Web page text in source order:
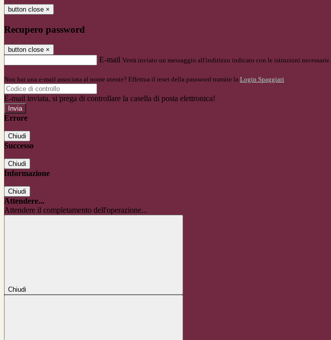
button close ×
Recupero password
button close ×
E-mail Verrà inviato un messaggio all'indirizzo indicato con le istruzioni necessarie.
Non hai una e-mail associata al nome utente? Effettua il reset della password tramite la Login Spaggiari
E-mail inviata, si prega di controllare la casella di posta elettronica!
Errore
Chiudi
Successo
Chiudi
Informazione
Chiudi
Attendere...
Attendere il completamento dell'operazione...
Chiudi